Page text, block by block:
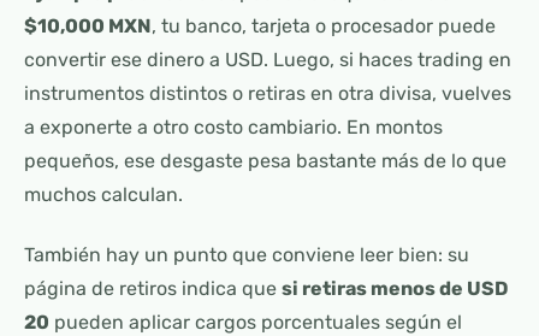
$10,000 MXN, tu banco, tarjeta o procesador puede
convertir ese dinero a USD. Luego, si haces trading en
instrumentos distintos o retiras en otra divisa, vuelves
a exponerte a otro costo cambiario. En montos
pequeños, ese desgaste pesa bastante más de lo que
muchos calculan.
También hay un punto que conviene leer bien: su
página de retiros indica que si retiras menos de USD
20 pueden aplicar cargos porcentuales según el